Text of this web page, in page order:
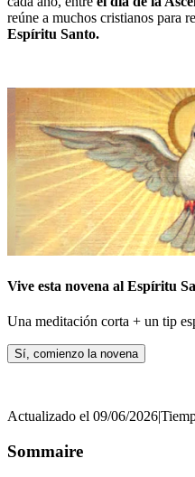
reúne a muchos cristianos para
Espíritu Santo.
Vive esta novena al Espíritu
Una meditación corta + un tip
Sí, comienzo la novena
Actualizado el 09/06/2026|
Sommaire